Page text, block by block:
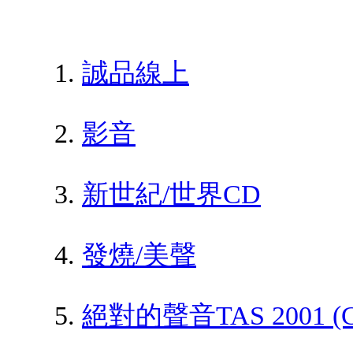
誠品線上
影音
新世紀/世界CD
發燒/美聲
絕對的聲音TAS 2001